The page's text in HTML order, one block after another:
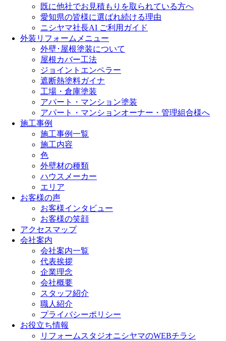
既に他社でお見積もりを取られている方へ
愛知県の皆様に選ばれ続ける理由
ニシヤマ社長AI ご利用ガイド
外装リフォームメニュー
外壁･屋根塗装について
屋根カバー工法
ジョイントエンペラー
遮断熱塗料ガイナ
工場・倉庫塗装
アパート・マンション塗装
アパート・マンションオーナー・管理組合様へ
施工事例
施工事例一覧
施工内容
色
外壁材の種類
ハウスメーカー
エリア
お客様の声
お客様インタビュー
お客様の笑顔
アクセスマップ
会社案内
会社案内一覧
代表挨拶
企業理念
会社概要
スタッフ紹介
職人紹介
プライバシーポリシー
お役立ち情報
リフォームスタジオニシヤマのWEBチラシ